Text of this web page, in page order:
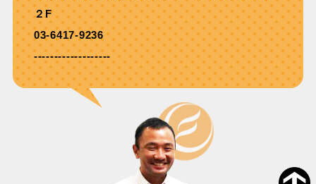
２F
03-6417-9236
-------------------